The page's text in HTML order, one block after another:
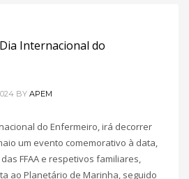
Internacional do
BY APEM
do Enfermeiro, irá decorrer
um evento comemorativo à data,
FFAA e respetivos familiares,
ao Planetário de Marinha, seguido